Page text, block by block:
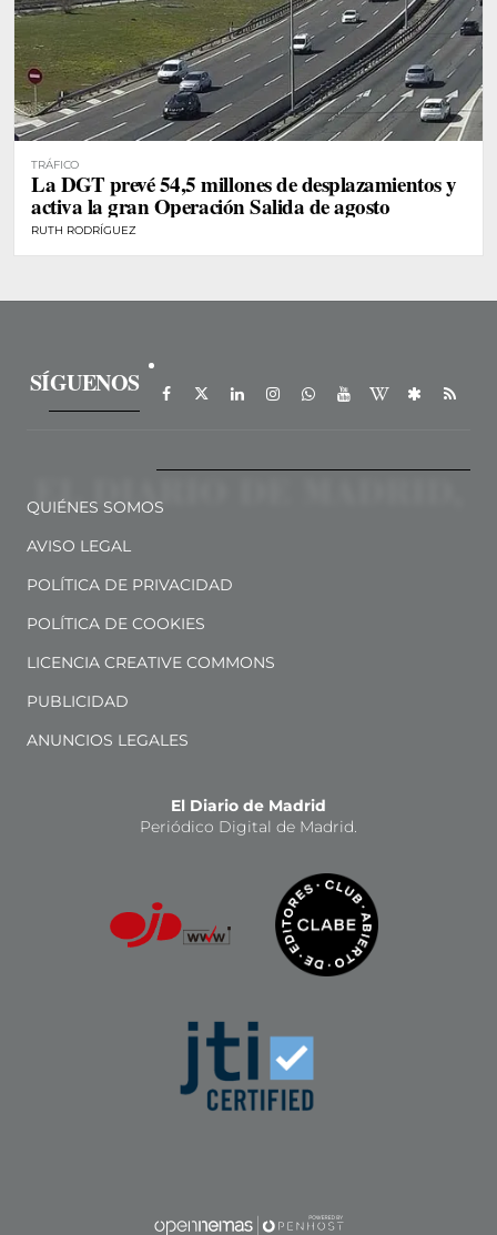
TRÁFICO
La DGT prevé 54,5 millones de desplazamientos y
activa la gran Operación Salida de agosto
RUTH RODRÍGUEZ
SÍGUENOS
QUIÉNES SOMOS
AVISO LEGAL
POLÍTICA DE PRIVACIDAD
POLÍTICA DE COOKIES
LICENCIA CREATIVE COMMONS
PUBLICIDAD
ANUNCIOS LEGALES
El Diario de Madrid
Periódico Digital de Madrid.